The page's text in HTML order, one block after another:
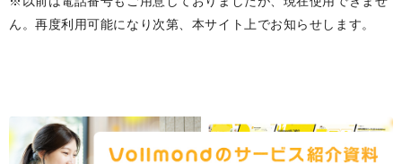
ん。再度利用可能になり次第、本サイト上でお知らせします。